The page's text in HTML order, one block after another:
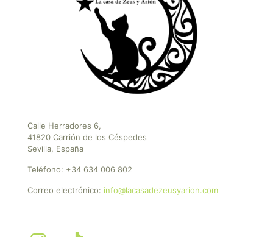
Calle Herradores 6,
41820 Carrión de los Céspedes
Sevilla, España
Teléfono: +34 634 006 802
Correo electrónico: info@lacasadezeusyarion.com